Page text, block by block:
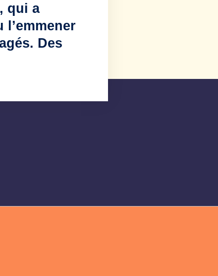
qui a
Des